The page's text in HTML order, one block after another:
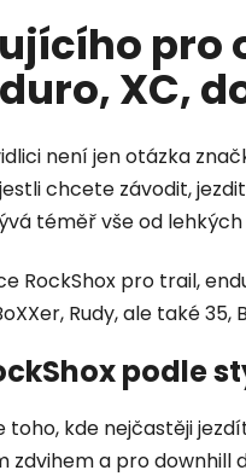
pro
XC,
není jen otázka
chcete závodit,
téměř vše od
RockShox pro trail,
BoXXer, Rudy, ale také
podle
toho, kde nejčastěji
a pro downhill